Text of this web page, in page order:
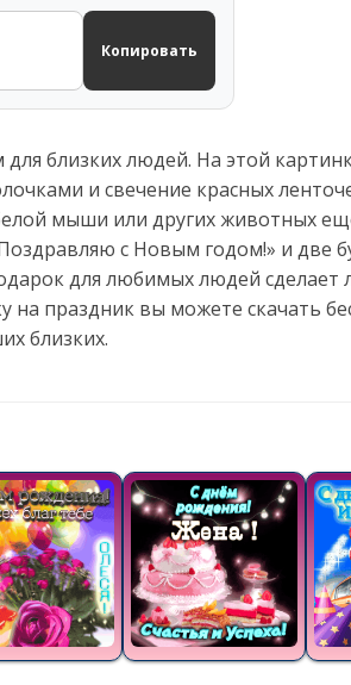
Копировать
близких людей. На этой
и свечение красных
мыши или других животных
с Новым годом!» и две
для любимых людей сделает
праздник вы можете скачать
близких.